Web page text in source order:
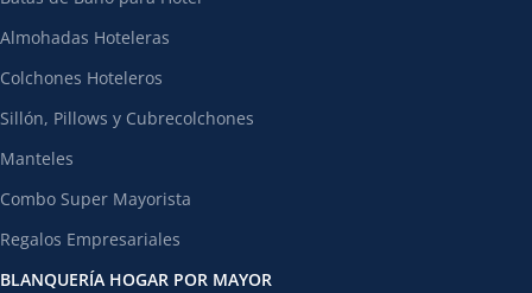
Almohadas Hoteleras
Colchones Hoteleros
Sillón, Pillows y Cubrecolchones
Manteles
Combo Super Mayorista
Regalos Empresariales
BLANQUERÍA HOGAR POR MAYOR